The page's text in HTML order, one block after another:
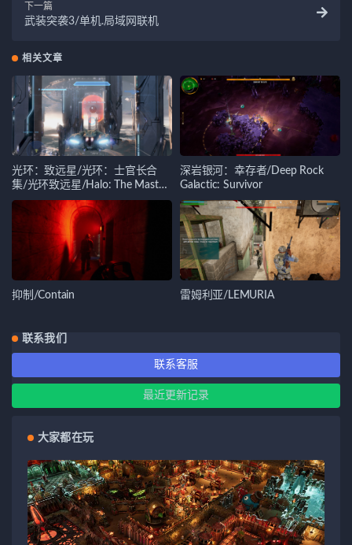
下一篇
武装突袭3/单机.局域网联机
相关文章
光环：致远星/光环：士官长合
集/光环致远星/Halo: The Master
Chief Collection
深岩银河：幸存者/Deep Rock
Galactic: Survivor
抑制/Contain 雷姆利亚/LEMURIA
联系我们
联系客服
最近更新记录
大家都在玩